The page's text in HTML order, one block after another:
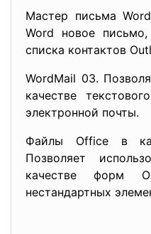
Мастер письма
Word новое письмо,
списка контактов
WordMail 03.
качестве
электронной почты.
Файлы Office в
Позволяет
качестве форм
нестандартных